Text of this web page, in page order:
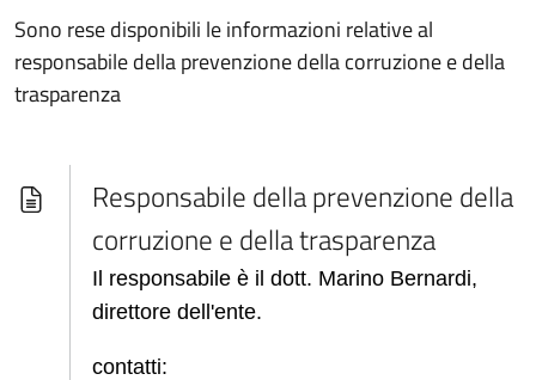
Sono rese disponibili le informazioni relative al
responsabile della prevenzione della corruzione e della
trasparenza
Responsabile della prevenzione della
corruzione e della trasparenza
Il responsabile è il dott. Marino Bernardi,
direttore dell'ente.
contatti: